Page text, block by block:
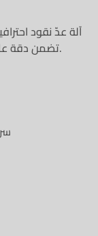
آلة عدّ نقود
تضمن دقة عالية في العد وكشف الأوراق المزورة بسهولة.